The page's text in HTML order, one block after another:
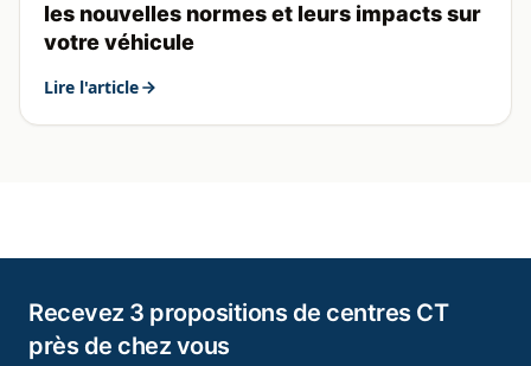
les nouvelles normes et leurs impacts sur
votre véhicule
Lire l'article
Recevez 3 propositions de centres CT
près de chez vous